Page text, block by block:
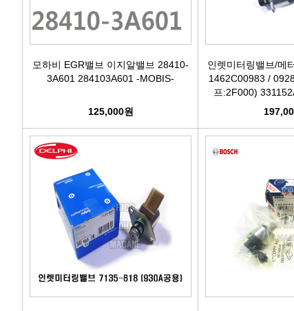
에어컨필터[한온/한라]
에어컨필터[SKY]
에어컨필터[카비스]
모하비 EGR밸브 이지알밸브 28410-
3A601 284103A601 -MOBIS-
125,000원
인렛미터링밸브/메
1462C00983 /
프:2F000)